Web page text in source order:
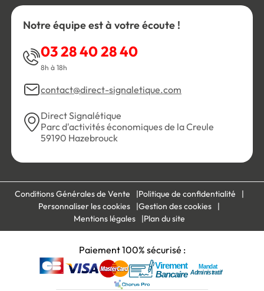
Notre équipe est à votre écoute !
03 28 40 28 40
8h à 18h
contact@direct-signaletique.com
Direct Signalétique
Parc d'activités économiques de la Creule
59190 Hazebrouck
Conditions Générales de Vente
Politique de confidentialité
Personnaliser les cookies
Gestion des cookies
Mentions légales
Plan du site
Paiement 100% sécurisé :